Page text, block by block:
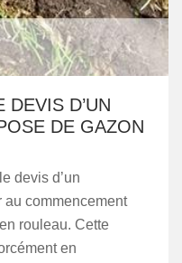
DEVIS D’UN
DE GAZON
devis d’un
au commencement
rouleau. Cette
en